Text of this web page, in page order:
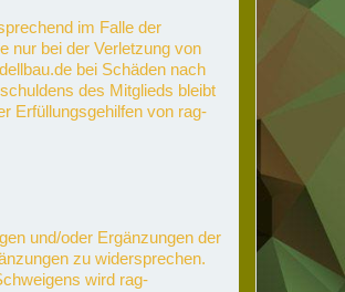
im Falle der
nur bei der Verletzung von
bei Schäden nach
des Mitglieds bleibt
Erfüllungsgehilfen von rag-
und/oder Ergänzungen der
zu widersprechen.
wird rag-